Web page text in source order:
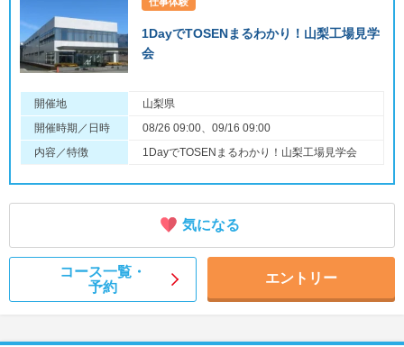
1DayでTOSENまるわかり！山梨工場見学
会
開催地
山梨県
開催時期／日時
08/26 09:00、09/16 09:00
内容／特徴
1DayでTOSENまるわかり！山梨工場見学会
気になる
コース一覧・
予約
エントリー